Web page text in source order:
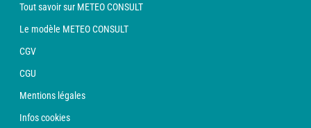
Tout savoir sur METEO CONSULT
Le modèle METEO CONSULT
CGV
CGU
Mentions légales
Infos cookies